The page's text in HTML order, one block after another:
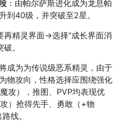
：由帕尔萨斯进化成为龙息帕
到40级，并突破至2星。
精灵界面→选择“成长界面消
。
为为传说级恶系精灵，由于
物攻向，性格选择应围绕强化
攻），推图、PVP均表现优
）抢得先手、勇敢（+物
线。